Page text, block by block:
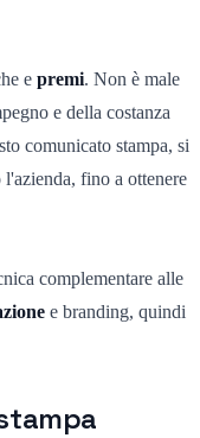
e premi. Non è male
e della costanza
comunicato stampa, si
fino a ottenere
complementare alle
e branding, quindi